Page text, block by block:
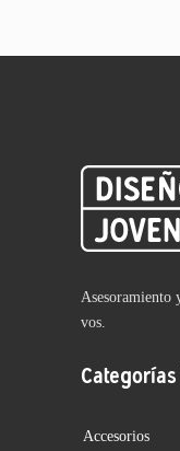
Asesoramiento
vos.
Accesorios